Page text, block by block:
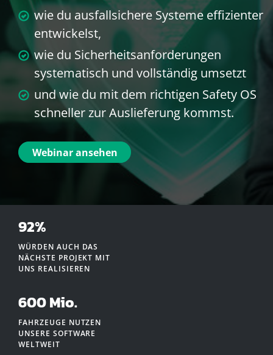
wie du ausfallsichere Systeme effizienter
entwickelst,
wie du Sicherheitsanforderungen
systematisch und vollständig umsetzt
und wie du mit dem richtigen Safety OS
schneller zur Auslieferung kommst.
Webinar ansehen
92%
WÜRDEN AUCH DAS
NÄCHSTE PROJEKT MIT
UNS REALISIEREN
600 Mio.
FAHRZEUGE NUTZEN
UNSERE SOFTWARE
WELTWEIT